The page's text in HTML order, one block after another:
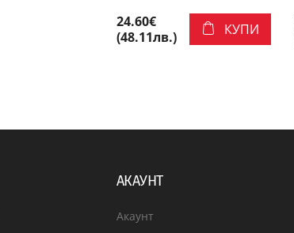
24.60€
(48.11лв.)
КУПИ
АКАУНТ
Акаунт